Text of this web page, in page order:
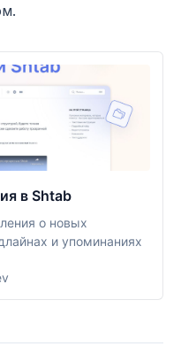
в Shtab
о новых
и упоминаниях